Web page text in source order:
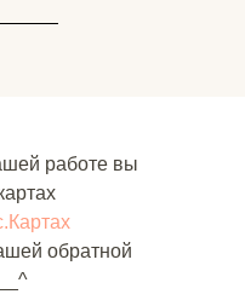
работе вы
обратной